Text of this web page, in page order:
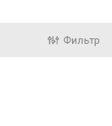
Фильтр